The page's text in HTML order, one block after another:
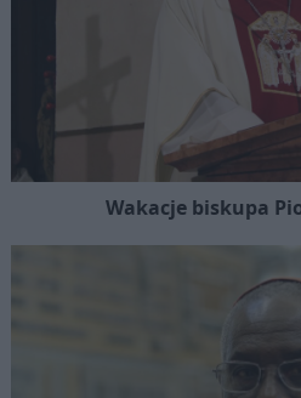
Wakacje biskupa